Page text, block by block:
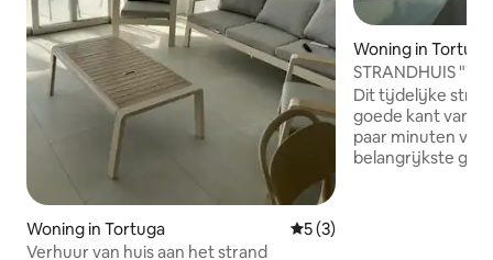
Woning in Tortuga Gemiddelde beoordeling
5 (3)
Verhuur van huis aan het strand
Woning in Tortuga
Dit tijdelijke
goede kant van
paar minuten van
belangrijkste